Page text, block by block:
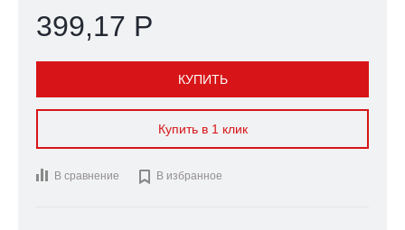
399,17 Р
КУПИТЬ
Купить в 1 клик
В сравнение  В избранное